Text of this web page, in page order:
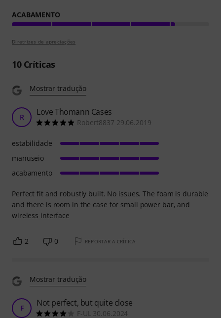
ACABAMENTO
Diretrizes de apreciações
10Críticas
Mostrar tradução
R Love Thomann Cases
Robert8837 29.06.2019
Perfect fit and robustly built. No issues. The foam is durable
and there is room in the case for small power bar, and
wireless interface
estabilidade
manuseio
acabamento
2 0 REPORTAR A CRÍTICA
Mostrar tradução
F Not perfect, but quite close
F-UL 30.06.2024